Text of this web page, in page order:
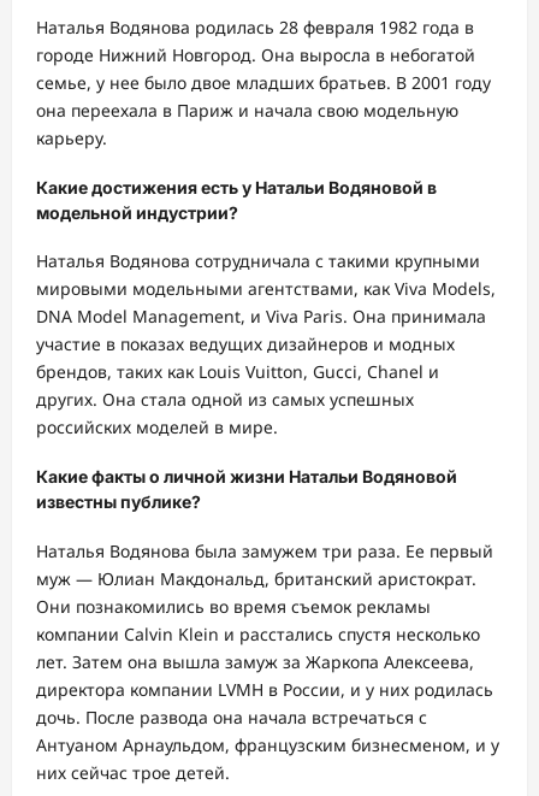
Наталья Водянова родилась 28 февраля 1982 года в
городе Нижний Новгород. Она выросла в небогатой
семье, у нее было двое младших братьев. В 2001 году
она переехала в Париж и начала свою модельную
карьеру.
Какие достижения есть у Натальи Водяновой в
модельной индустрии?
Наталья Водянова сотрудничала с такими крупными
мировыми модельными агентствами, как Viva Models,
DNA Model Management, и Viva Paris. Она принимала
участие в показах ведущих дизайнеров и модных
брендов, таких как Louis Vuitton, Gucci, Chanel и
других. Она стала одной из самых успешных
российских моделей в мире.
Какие факты о личной жизни Натальи Водяновой
известны публике?
Наталья Водянова была замужем три раза. Ее первый
муж — Юлиан Макдональд, британский аристократ.
Они познакомились во время съемок рекламы
компании Calvin Klein и расстались спустя несколько
лет. Затем она вышла замуж за Жаркопа Алексеева,
директора компании LVMH в России, и у них родилась
дочь. После развода она начала встречаться с
Антуаном Арнаульдом, французским бизнесменом, и у
них сейчас трое детей.